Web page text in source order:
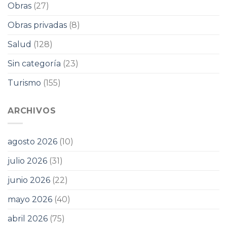
Obras (27)
Obras privadas (8)
Salud (128)
Sin categoría (23)
Turismo (155)
ARCHIVOS
agosto 2026 (10)
julio 2026 (31)
junio 2026 (22)
mayo 2026 (40)
abril 2026 (75)